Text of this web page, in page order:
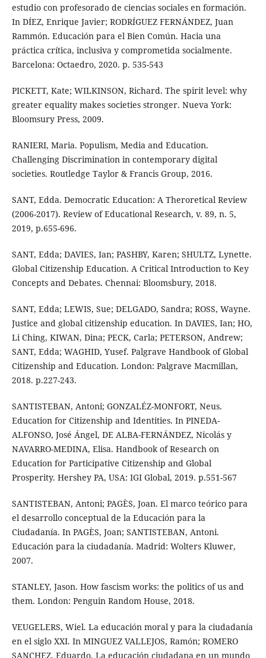
estudio con profesorado de ciencias sociales en formación.
In DÍEZ, Enrique Javier; RODRÍGUEZ FERNÁNDEZ, Juan
Rammón. Educación para el Bien Común. Hacia una
práctica crítica, inclusiva y comprometida socialmente.
Barcelona: Octaedro, 2020. p. 535-543
PICKETT, Kate; WILKINSON, Richard. The spirit level: why
greater equality makes societies stronger. Nueva York:
Bloomsury Press, 2009.
RANIERI, Maria. Populism, Media and Education.
Challenging Discrimination in contemporary digital
societies. Routledge Taylor & Francis Group, 2016.
SANT, Edda. Democratic Education: A Theroretical Review
(2006-2017). Review of Educational Research, v. 89, n. 5,
2019, p.655-696.
SANT, Edda; DAVIES, Ian; PASHBY, Karen; SHULTZ, Lynette.
Global Citizenship Education. A Critical Introduction to Key
Concepts and Debates. Chennai: Bloomsbury, 2018.
SANT, Edda; LEWIS, Sue; DELGADO, Sandra; ROSS, Wayne.
Justice and global citizenship education. In DAVIES, Ian; HO,
Li Ching, KIWAN, Dina; PECK, Carla; PETERSON, Andrew;
SANT, Edda; WAGHID, Yusef. Palgrave Handbook of Global
Citizenship and Education. London: Palgrave Macmillan,
2018. p.227-243.
SANTISTEBAN, Antoni; GONZALÉZ-MONFORT, Neus.
Education for Citizenship and Identities. In PINEDA-
ALFONSO, José Ángel, DE ALBA-FERNÁNDEZ, Nicolás y
NAVARRO-MEDINA, Elisa. Handbook of Research on
Education for Participative Citizenship and Global
Prosperity. Hershey PA, USA: IGI Global, 2019. p.551-567
SANTISTEBAN, Antoni; PAGÈS, Joan. El marco teórico para
el desarrollo conceptual de la Educación para la
Ciudadanía. In PAGÈS, Joan; SANTISTEBAN, Antoni.
Educación para la ciudadanía. Madrid: Wolters Kluwer,
2007.
STANLEY, Jason. How fascism works: the politics of us and
them. London: Penguin Random House, 2018.
VEUGELERS, Wiel. La educación moral y para la ciudadanía
en el siglo XXI. In MINGUEZ VALLEJOS, Ramón; ROMERO
SANCHEZ, Eduardo. La educación ciudadana en un mundo